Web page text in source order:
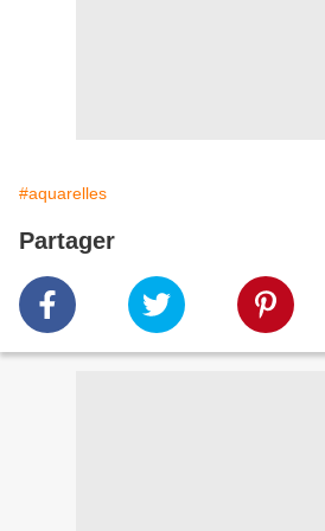
#aquarelles
Partager